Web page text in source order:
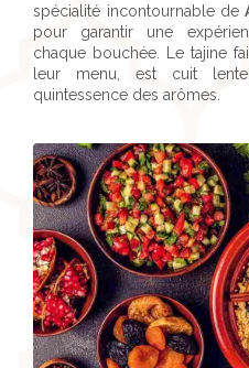
spécialité incontournable de
pour garantir une
chaque bouchée. Le tajine
leur menu, est cuit
quintessence des arômes.